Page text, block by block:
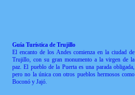
Guía Turística de Trujillo
El encanto de los Andes comienza en la ciudad de
Trujillo, con su gran monumento a la virgen de la
paz. El pueblo de la Puerta es una parada obligada,
pero no la única con otros pueblos hermosos como
Boconó y Jajó.